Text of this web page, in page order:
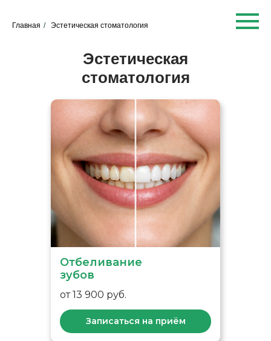
Главная / Эстетическая стоматология
Эстетическая
стоматология
от 13 900 руб.
Отбеливание
зубов
Записаться на приём